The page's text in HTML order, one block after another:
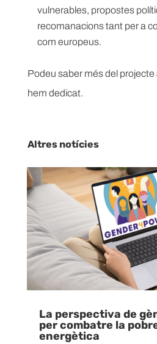
vulnerables, propostes
recomanacions tant per a
com europeus.
Podeu saber més del projecte
hem dedicat.
Altres notícies
La perspectiva de
per combatre la
energètica